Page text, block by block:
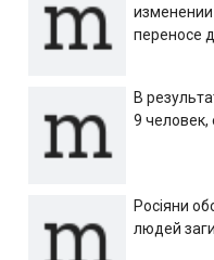
изменении
переносе
В
9
Росіяни
людей